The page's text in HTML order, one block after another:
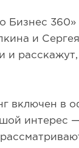
Бизнес 360»
и
включен в
интерес